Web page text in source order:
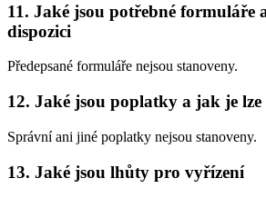
11. Jaké jsou potřebné formuláře
dispozici
Předepsané formuláře nejsou stanoveny.
12. Jaké jsou poplatky a jak je
Správní ani jiné poplatky nejsou stanoveny.
13. Jaké jsou lhůty pro vyřízení